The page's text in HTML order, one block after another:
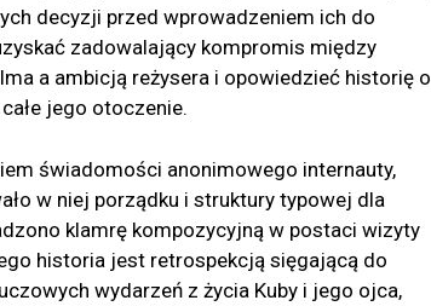
decyzji przed wprowadzeniem ich do
zadowalający kompromis między
a ambicją reżysera i opowiedzieć historię o
jego otoczenie.
świadomości anonimowego internauty,
w niej porządku i struktury typowej dla
klamrę kompozycyjną w postaci wizyty
historia jest retrospekcją sięgającą do
wydarzeń z życia Kuby i jego ojca,